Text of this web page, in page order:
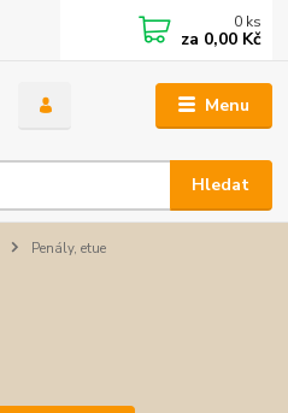
Menu
Hledat
0 ks
za 0,00 Kč
Penály, etue